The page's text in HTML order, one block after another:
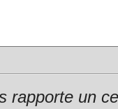
rapporte un